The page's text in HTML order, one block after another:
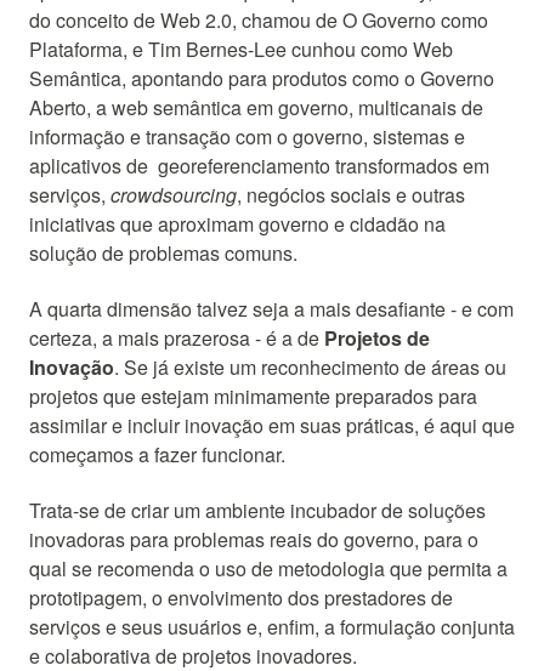
do conceito de Web 2.0, chamou de O Governo como
Plataforma, e Tim Bernes-Lee cunhou como Web
Semântica, apontando para produtos como o Governo
Aberto, a web semântica em governo, multicanais de
informação e transação com o governo, sistemas e
aplicativos de georeferenciamento transformados em
serviços, crowdsourcing, negócios sociais e outras
iniciativas que aproximam governo e cidadão na
solução de problemas comuns.
A quarta dimensão talvez seja a mais desafiante - e com
certeza, a mais prazerosa - é a de Projetos de
Inovação. Se já existe um reconhecimento de áreas ou
projetos que estejam minimamente preparados para
assimilar e incluir inovação em suas práticas, é aqui que
começamos a fazer funcionar.
Trata-se de criar um ambiente incubador de soluções
inovadoras para problemas reais do governo, para o
qual se recomenda o uso de metodologia que permita a
prototipagem, o envolvimento dos prestadores de
serviços e seus usuários e, enfim, a formulação conjunta
e colaborativa de projetos inovadores.